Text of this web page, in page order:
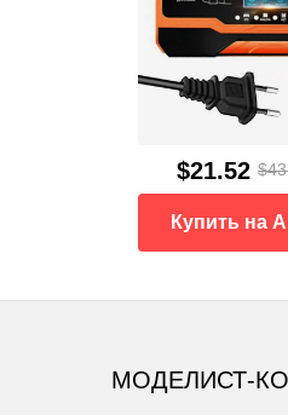
$21.52
Купить на
МОДЕЛИСТ-